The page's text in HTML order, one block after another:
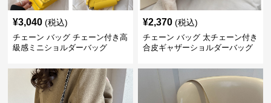
¥3,040 (税込)
チェーン バッグ チェーン付き高
級感ミニショルダーバッグ
¥2,370 (税込)
チェーン バッグ 太チェーン付き
合皮ギャザーショルダーバッグ